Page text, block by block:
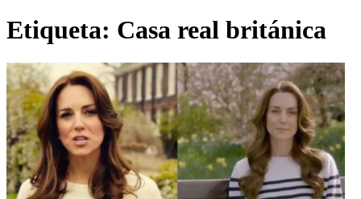
Etiqueta: Casa real británica